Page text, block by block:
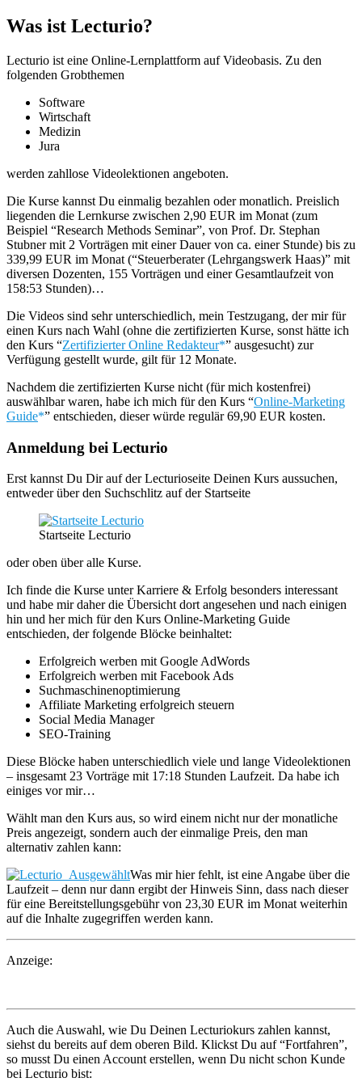
Was ist Lecturio?
Lecturio ist eine Online-Lernplattform auf Videobasis. Zu den
folgenden Grobthemen
Software
Wirtschaft
Medizin
Jura
werden zahllose Videolektionen angeboten.
Die Kurse kannst Du einmalig bezahlen oder monatlich. Preislich
liegenden die Lernkurse zwischen 2,90 EUR im Monat (zum
Beispiel “Research Methods Seminar”, von Prof. Dr. Stephan
Stubner mit 2 Vorträgen mit einer Dauer von ca. einer Stunde) bis zu
339,99 EUR im Monat (“Steuerberater (Lehrgangswerk Haas)” mit
diversen Dozenten, 155 Vorträgen und einer Gesamtlaufzeit von
158:53 Stunden)…
Die Videos sind sehr unterschiedlich, mein Testzugang, der mir für
einen Kurs nach Wahl (ohne die zertifizierten Kurse, sonst hätte ich
den Kurs “Zertifizierter Online Redakteur ” ausgesucht) zur
Verfügung gestellt wurde, gilt für 12 Monate.
Nachdem die zertifizierten Kurse nicht (für mich kostenfrei)
auswählbar waren, habe ich mich für den Kurs “Online-Marketing
Guide ” entschieden, dieser würde regulär 69,90 EUR kosten.
Anmeldung bei Lecturio
Erst kannst Du Dir auf der Lecturioseite Deinen Kurs aussuchen,
entweder über den Suchschlitz auf der Startseite
Startseite Lecturio
oder oben über alle Kurse.
Ich finde die Kurse unter Karriere & Erfolg besonders interessant
und habe mir daher die Übersicht dort angesehen und nach einigen
hin und her mich für den Kurs Online-Marketing Guide
entschieden, der folgende Blöcke beinhaltet:
Erfolgreich werben mit Google AdWords
Erfolgreich werben mit Facebook Ads
Suchmaschinenoptimierung
Affiliate Marketing erfolgreich steuern
Social Media Manager
SEO-Training
Diese Blöcke haben unterschiedlich viele und lange Videolektionen
– insgesamt 23 Vorträge mit 17:18 Stunden Laufzeit. Da habe ich
einiges vor mir…
Wählt man den Kurs aus, so wird einem nicht nur der monatliche
Preis angezeigt, sondern auch der einmalige Preis, den man
alternativ zahlen kann:
Was mir hier fehlt, ist eine Angabe über die
Laufzeit – denn nur dann ergibt der Hinweis Sinn, dass nach dieser
für eine Bereitstellungsgebühr von 23,30 EUR im Monat weiterhin
auf die Inhalte zugegriffen werden kann.
Anzeige:
Auch die Auswahl, wie Du Deinen Lecturiokurs zahlen kannst,
siehst du bereits auf dem oberen Bild. Klickst Du auf “Fortfahren”,
so musst Du einen Account erstellen, wenn Du nicht schon Kunde
bei Lecturio bist: